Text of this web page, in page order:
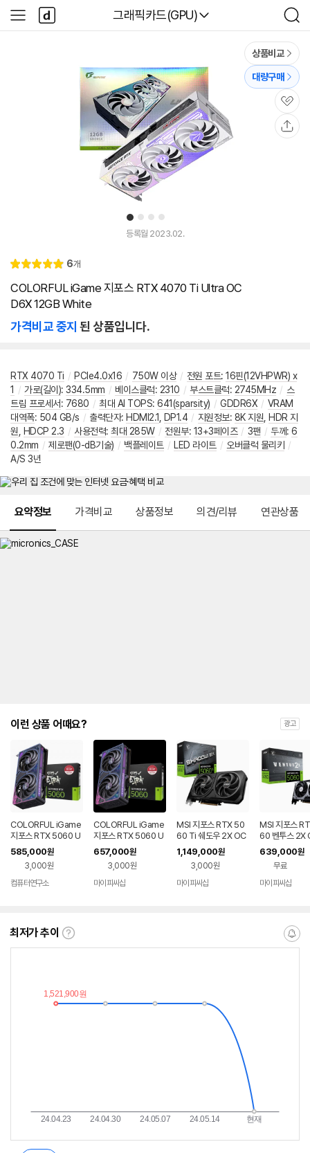
다나와
그래픽카드(GPU)
검
색
사
이
다
나
와
1 2 3 4
튜
상품비교
대량구매
관
심
등록월 2023.02.
별
5.
리
6개
COLORFUL iGame 지포스 RTX 4070 Ti Ultra OC
D6X 12GB White
가격비교 중지 된 상품입니다.
RTX 4070 Ti / PCIe4.0x16 / 750W 이상 / 전원 포트: 16핀(12VHPWR) x
1 / 가로(길이): 334.5mm / 베이스클럭: 2310 / 부스트클럭: 2745MHz / 스
트림 프로세서: 7680 / 최대 AI TOPS: 641(sparsity) / GDDR6X / VRAM
대역폭: 504 GB/s / 출력단자: HDMI2.1 DP1.4 / 지원정보: 8K 지원
HDR 지
원
HDCP 2.3 / 사용전력: 최대 285W / 전원부: 13+3페이즈 / 3팬 / 두께: 6
0.2mm / 제로팬(0-dB기술) / 백플레이트 / LED 라이트 / 오버클럭 물리키
/
A/S 3년
요약정보 가격비교 상품정보 의견/리뷰 연관상품
이런 상품 어때요? 광고
COLORFUL iGame
지포스 RTX 5060 U
LTRA DUO OC D7
8GB 도우정보
585,000원
3,000원
컴퓨터연구소
COLORFUL iGame
지포스 RTX 5060 U
LTRA DUO OC D7
8GB 도우정보
657,000원
3,000원
마이피씨샵
MSI 지포스 RTX 50
60 Ti 쉐도우 2X OC
플러스 D7 16GB
1,149,000원
3,000원
마이피씨샵
MSI 지포스
60 벤투스 2X
7 8GB
639,000원
무료
마이피씨샵
최저가 추이
최
이
란?
알